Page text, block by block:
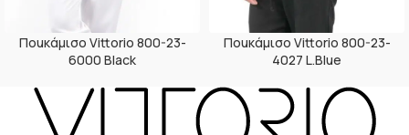
Ποuκάμισο Vittorio 800-23-
6000 Black
Ποuκάμισο Vittorio 800-23-
4027 L.Blue